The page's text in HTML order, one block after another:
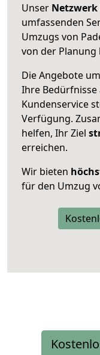
Unser Netzwerk
umfassenden
Umzugs von
von der Planung
Die Angebote
Ihre
Kundenservice
Verfügung.
helfen, Ihr Ziel
erreichen.
Wir bieten
für den Umzug